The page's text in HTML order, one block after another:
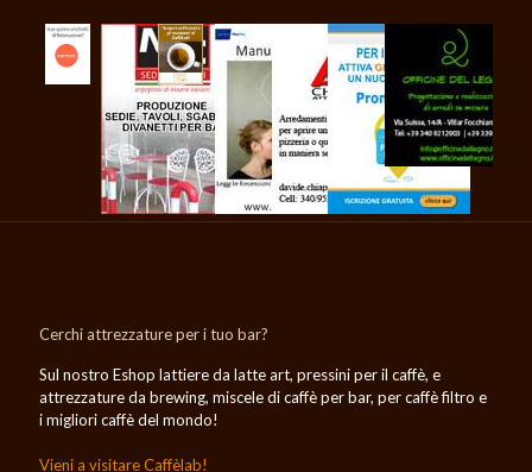
Cerchi attrezzature per i tuo bar?
Sul nostro Eshop lattiere da latte art, pressini per il caffè, e
attrezzature da brewing, miscele di caffè per bar, per caffè filtro e
i migliori caffè del mondo!
Vieni a visitare Caffèlab!